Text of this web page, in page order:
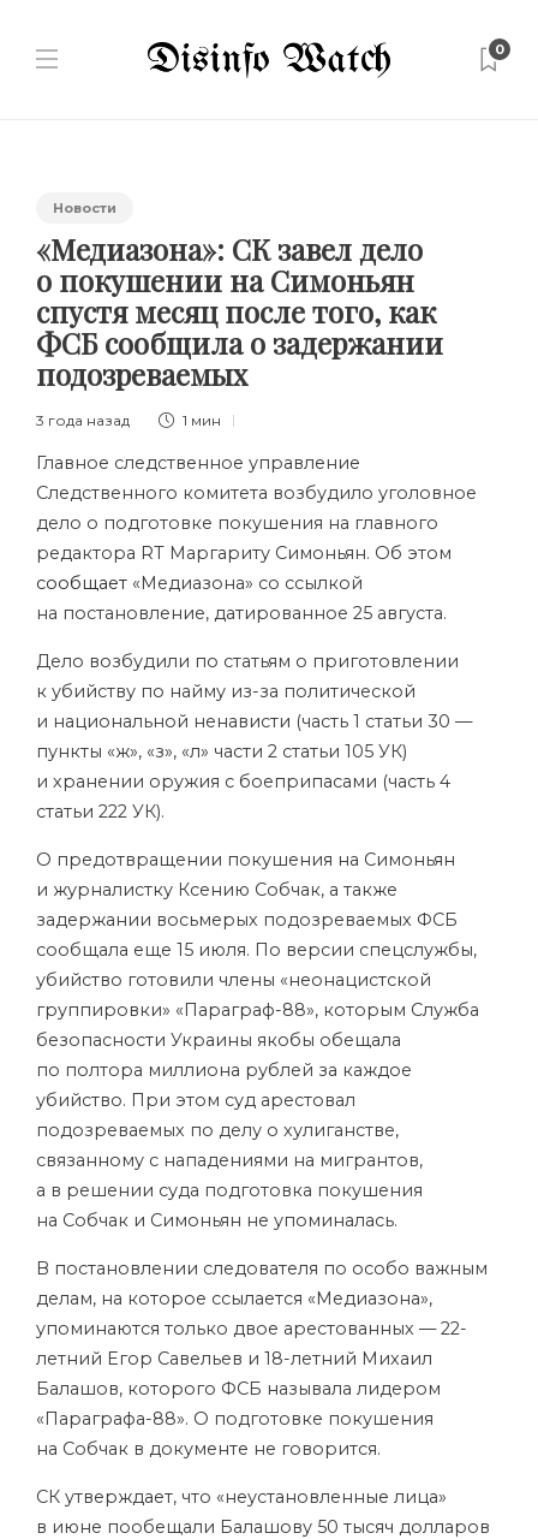
0
Новости
«Медиазона»: СК завел дело
о покушении на Симоньян
спустя месяц после того, как
ФСБ сообщила о задержании
подозреваемых
3 года назад 1 мин
Главное следственное управление
Следственного комитета возбудило уголовное
дело о подготовке покушения на главного
редактора RT Маргариту Симоньян. Об этом
сообщает «Медиазона» со ссылкой
на постановление, датированное 25 августа.
Дело возбудили по статьям о приготовлении
к убийству по найму из-за политической
и национальной ненависти (часть 1 статьи 30 —
пункты «ж», «з», «л» части 2 статьи 105 УК)
и хранении оружия с боеприпасами (часть 4
статьи 222 УК).
О предотвращении покушения на Симоньян
и журналистку Ксению Собчак, а также
задержании восьмерых подозреваемых ФСБ
сообщала еще 15 июля. По версии спецслужбы,
убийство готовили члены «неонацистской
группировки» «Параграф-88», которым Служба
безопасности Украины якобы обещала
по полтора миллиона рублей за каждое
убийство. При этом суд арестовал
подозреваемых по делу о хулиганстве,
связанному с нападениями на мигрантов,
а в решении суда подготовка покушения
на Собчак и Симоньян не упоминалась.
В постановлении следователя по особо важным
делам, на которое ссылается «Медиазона»,
упоминаются только двое арестованных — 22-
летний Егор Савельев и 18-летний Михаил
Балашов, которого ФСБ называла лидером
«Параграфа-88». О подготовке покушения
на Собчак в документе не говорится.
СК утверждает, что «неустановленные лица»
в июне пообещали Балашову 50 тысяч долларов